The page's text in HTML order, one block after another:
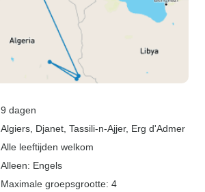
9 dagen
Algiers , Djanet , Tassili-n-Ajjer, Erg d'Admer
Alle leeftijden welkom
Alleen: Engels
Maximale groepsgrootte: 4